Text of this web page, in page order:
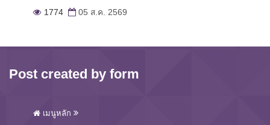
1774 05 ส.ค. 2569
Post created by form
เมนูหลัก